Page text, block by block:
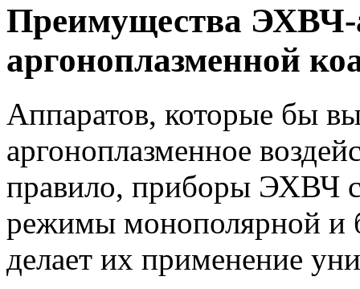
Преимущества ЭХВЧ-
аргоноплазменной
Аппаратов, которые бы
аргоноплазменное
правило, приборы ЭХВЧ
режимы монополярной и
делает их применение